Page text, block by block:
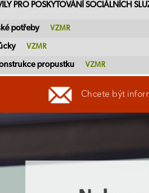
PRO POSKYTOVÁNÍ SOCIÁLNÍCH
potřeby VZMR
VZMR
propustku VZMR
Chcete být